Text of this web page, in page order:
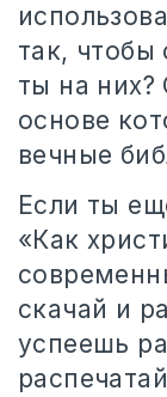
так, чтобы
ты на
основе
вечные
Если ты
«Как
скачай и
успеешь